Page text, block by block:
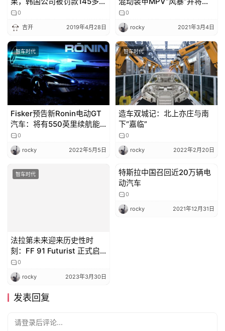
开
T
a
韩元
0
吉开 2019年4月28日
快推出潜水版
0
rocky 2021年3月4日
智车时代
Fisker预告新Ronin电动GT
汽车：将有550英里续航能
力0
rocky 2022年5月5日
智车时代
造车双城记：北上亦庄与南
下“嘉临”
0
rocky 2022年2月20日
智车时代
法拉第未来迎来历史性时
刻：FF 91 Futurist 正式启
动生产，贾跃亭亲临现场
0
rocky 2023年3月30日
智车时代
特斯拉中国召回近20万辆电
动汽车
0
rocky 2021年12月31日
发表回复
请登录后评论...